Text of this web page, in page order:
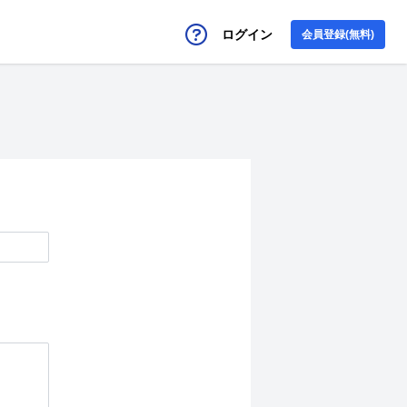
ログイン 会員登録(無料)